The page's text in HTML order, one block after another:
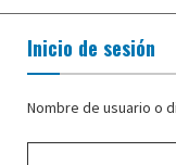
Inicio de sesión
Nombre de usuario o